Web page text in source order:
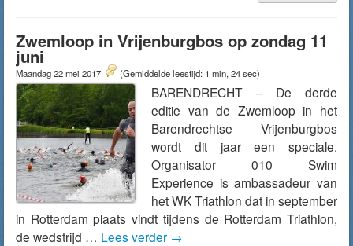
Zwemloop in Vrijenburgbos op zondag 11
juni
Maandag 22 mei 2017 (Gemiddelde leestijd: 1 min, 24 sec)
BARENDRECHT – De derde
editie van de Zwemloop in het
Barendrechtse Vrijenburgbos
wordt dit jaar een speciale.
Organisator 010 Swim
Experience is ambassadeur van
het WK Triathlon dat in september
in Rotterdam plaats vindt tijdens de Rotterdam Triathlon,
de wedstrijd … Lees verder →